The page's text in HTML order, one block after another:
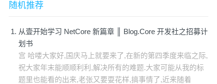
随机推荐
从壹开始学习 NetCore 新篇章 ║ Blog.Core 开发社之招募计
划书
宫 哈喽大家好,国庆马上就要来了,在新的第四季度来临之际,
祝大家年末能顺顺利利,解决所有的难题.大家可能从我的标
题里也能看的出来,老张又要耍花样,搞事情了,近来随着